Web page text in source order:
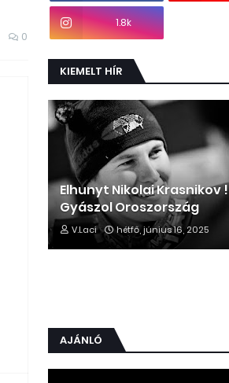
0
1.8k
KIEMELT HÍR
Elhunyt Nikolai Krasnikov !
Gyászol Oroszország
V.Laci hétfő, június 16, 2025
AJÁNLÓ